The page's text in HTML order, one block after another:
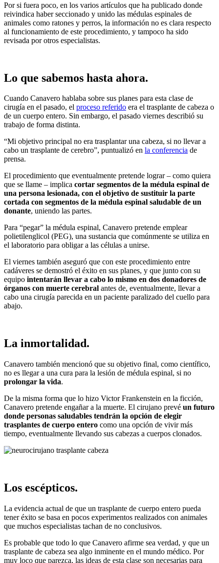
Por si fuera poco, en los varios artículos que ha publicado donde
reivindica haber seccionado y unido las médulas espinales de
animales como ratones y perros, la información no es clara respecto
al funcionamiento de este procedimiento, y tampoco ha sido
revisada por otros especialistas.
Lo que sabemos hasta ahora.
Cuando Canavero hablaba sobre sus planes para esta clase de
cirugía en el pasado, el proceso referido era el trasplante de cabeza o
de un cuerpo entero. Sin embargo, el pasado viernes describió su
trabajo de forma distinta.
“Mi objetivo principal no era trasplantar una cabeza, si no llevar a
cabo un trasplante de cerebro”, puntualizó en la conferencia de
prensa.
El procedimiento que eventualmente pretende lograr – como quiera
que se llame – implica cortar segmentos de la médula espinal de
una persona lesionada, con el objetivo de sustituir la parte
cortada con segmentos de la médula espinal saludable de un
donante, uniendo las partes.
Para “pegar” la médula espinal, Canavero pretende emplear
polietilenglicol (PEG), una sustancia que comúnmente se utiliza en
el laboratorio para obligar a las células a unirse.
El viernes también aseguró que con este procedimiento entre
cadáveres se demostró el éxito en sus planes, y que junto con su
equipo intentarán llevar a cabo lo mismo en dos donadores de
órganos con muerte cerebral antes de, eventualmente, llevar a
cabo una cirugía parecida en un paciente paralizado del cuello para
abajo.
La inmortalidad.
Canavero también mencionó que su objetivo final, como científico,
no es llegar a una cura para la lesión de médula espinal, si no
prolongar la vida.
De la misma forma que lo hizo Victor Frankenstein en la ficción,
Canavero pretende engañar a la muerte. El cirujano prevé un futuro
donde personas saludables tendrán la opción de elegir
trasplantes de cuerpo entero como una opción de vivir más
tiempo, eventualmente llevando sus cabezas a cuerpos clonados.
Los escépticos.
La evidencia actual de que un trasplante de cuerpo entero pueda
tener éxito se basa en pocos experimentos realizados con animales
que muchos especialistas tachan de no conclusivos.
Es probable que todo lo que Canavero afirme sea verdad, y que un
trasplante de cabeza sea algo inminente en el mundo médico. Por
muy loco que parezca, las ideas de esta clase son necesarias para